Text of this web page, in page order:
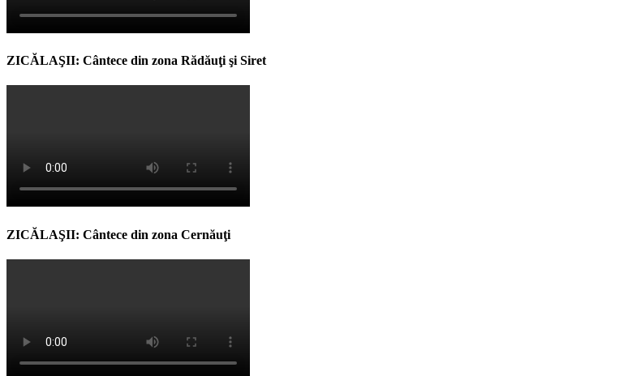
ZICĂLAŞII: Cântece din zona Rădăuţi şi Siret
ZICĂLAŞII: Cântece din zona Cernăuţi